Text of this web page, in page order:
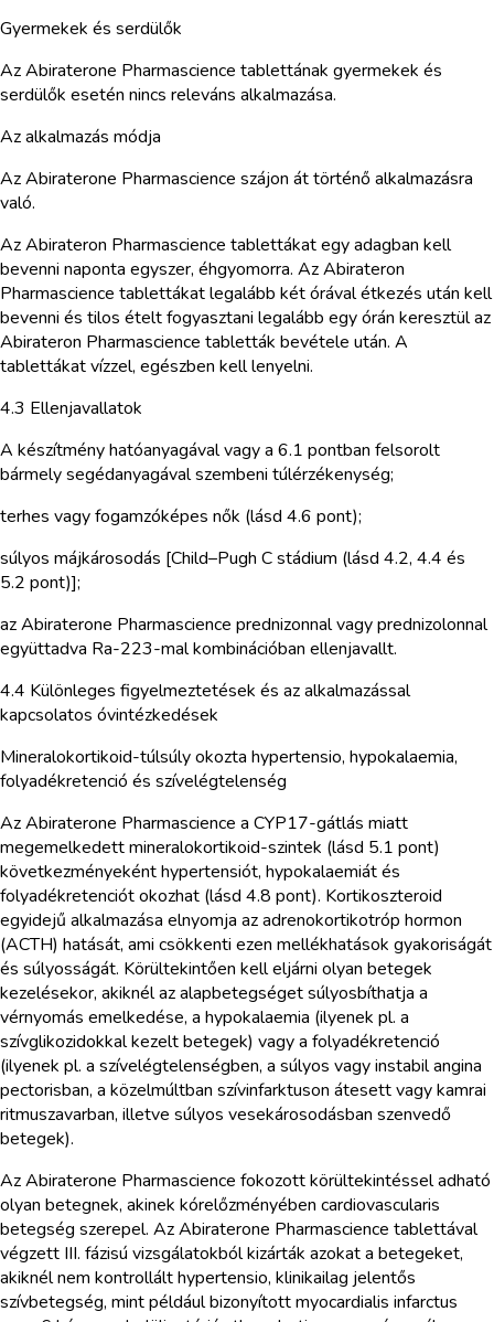
Gyermekek és serdülők
Az Abiraterone Pharmascience tablettának gyermekek és
serdülők esetén nincs releváns alkalmazása.
Az alkalmazás módja
Az Abiraterone Pharmascience szájon át történő alkalmazásra
való.
Az Abirateron Pharmascience tablettákat egy adagban kell
bevenni naponta egyszer, éhgyomorra. Az Abirateron
Pharmascience tablettákat legalább két órával étkezés után kell
bevenni és tilos ételt fogyasztani legalább egy órán keresztül az
Abirateron Pharmascience tabletták bevétele után. A
tablettákat vízzel, egészben kell lenyelni.
4.3 Ellenjavallatok
A készítmény hatóanyagával vagy a 6.1 pontban felsorolt
bármely segédanyagával szembeni túlérzékenység;
terhes vagy fogamzóképes nők (lásd 4.6 pont);
súlyos májkárosodás [Child–Pugh C stádium (lásd 4.2, 4.4 és
5.2 pont)];
az Abiraterone Pharmascience prednizonnal vagy prednizolonnal
együttadva Ra-223-mal kombinációban ellenjavallt.
4.4 Különleges figyelmeztetések és az alkalmazással
kapcsolatos óvintézkedések
Mineralokortikoid-túlsúly okozta hypertensio, hypokalaemia,
folyadékretenció és szívelégtelenség
Az Abiraterone Pharmascience a CYP17-gátlás miatt
megemelkedett mineralokortikoid-szintek (lásd 5.1 pont)
következményeként hypertensiót, hypokalaemiát és
folyadékretenciót okozhat (lásd 4.8 pont). Kortikoszteroid
egyidejű alkalmazása elnyomja az adrenokortikotróp hormon
(ACTH) hatását, ami csökkenti ezen mellékhatások gyakoriságát
és súlyosságát. Körültekintően kell eljárni olyan betegek
kezelésekor, akiknél az alapbetegséget súlyosbíthatja a
vérnyomás emelkedése, a hypokalaemia (ilyenek pl. a
szívglikozidokkal kezelt betegek) vagy a folyadékretenció
(ilyenek pl. a szívelégtelenségben, a súlyos vagy instabil angina
pectorisban, a közelmúltban szívinfarktuson átesett vagy kamrai
ritmuszavarban, illetve súlyos vesekárosodásban szenvedő
betegek).
Az Abiraterone Pharmascience fokozott körültekintéssel adható
olyan betegnek, akinek kórelőzményében cardiovascularis
betegség szerepel. Az Abiraterone Pharmascience tablettával
végzett III. fázisú vizsgálatokból kizárták azokat a betegeket,
akiknél nem kontrollált hypertensio, klinikailag jelentős
szívbetegség, mint például bizonyított myocardialis infarctus